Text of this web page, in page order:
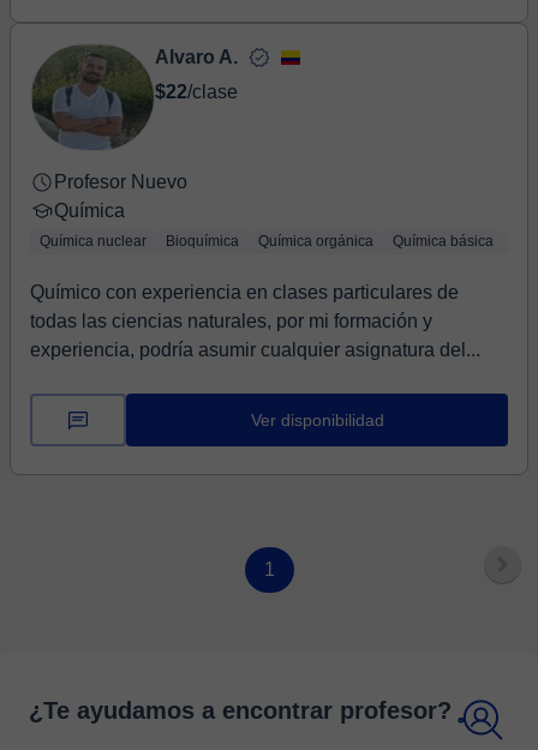
Alvaro A.
$22/clase
Profesor Nuevo
Química
Química nuclear Bioquímica Química orgánica Química básica
Químico con experiencia en clases particulares de
todas las ciencias naturales, por mi formación y
experiencia, podría asumir cualquier asignatura del...
Ver disponibilidad
1
¿Te ayudamos a encontrar profesor?